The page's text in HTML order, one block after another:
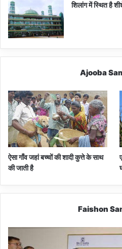
शिलांग में स्थित है
Ajooba
ऐसा गाँव जहां बच्चों की शादी कुत्ते के साथ
की जाती है
Faishon